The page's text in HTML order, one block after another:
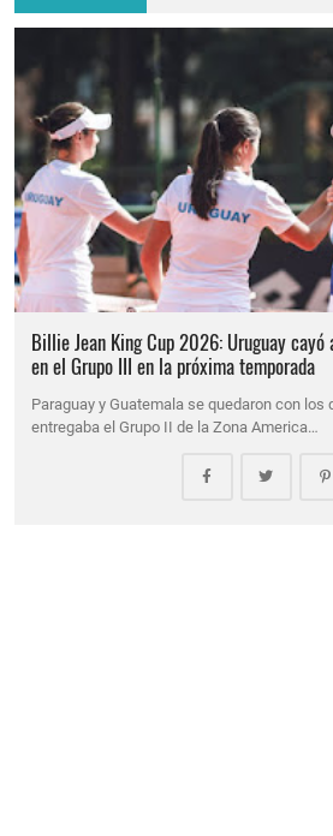
Billie Jean King Cup 2026: Uruguay cayó
en el Grupo III en la próxima temporada
Paraguay y Guatemala se quedaron con los
entregaba el Grupo II de la Zona America…